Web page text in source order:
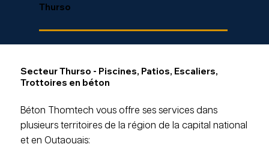
Thurso
Secteur Thurso - Piscines, Patios, Escaliers,
Trottoires en béton
Béton Thomtech vous offre ses services dans
plusieurs territoires de la région de la capital national
et en Outaouais: